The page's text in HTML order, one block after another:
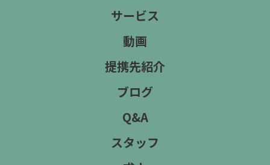
サービス
動画
提携先紹介
ブログ
Q&A
スタッフ